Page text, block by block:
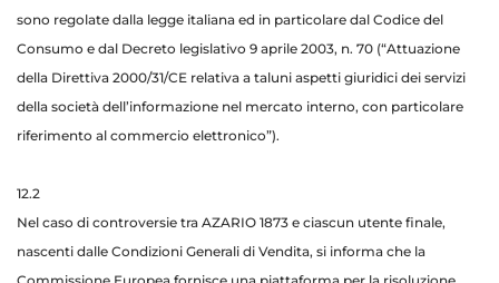
sono regolate dalla legge italiana ed in particolare dal Codice del
Consumo e dal Decreto legislativo 9 aprile 2003, n. 70 (“Attuazione
della Direttiva 2000/31/CE relativa a taluni aspetti giuridici dei servizi
della società dell’informazione nel mercato interno, con particolare
riferimento al commercio elettronico”).
12.2
Nel caso di controversie tra AZARIO 1873 e ciascun utente finale,
nascenti dalle Condizioni Generali di Vendita, si informa che la